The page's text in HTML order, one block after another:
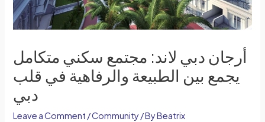
أرجان دبي لاند: مجتمع سكني متكامل
يجمع بين الطبيعة والرفاهية في قلب
دبي
Leave a Comment /Community/ ByBeatrix